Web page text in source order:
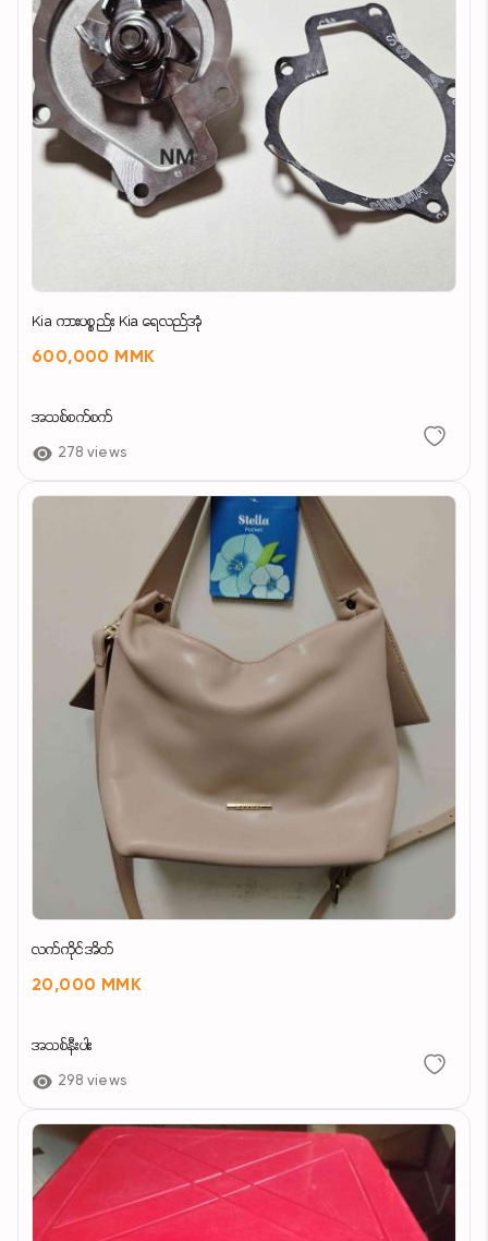
Kia ကားပစ္စည်း Kia ရေလည်အုံ
600,000 MMK
အသစ်စက်စက်
278 views
လက်ကိုင်အိတ်
20,000 MMK
အသစ်နီးပါး
298 views